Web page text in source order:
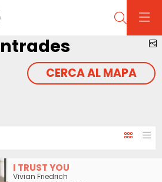
Cerca
CERCA AL MAPA
I TRUST YOU
Vivian Friedrich